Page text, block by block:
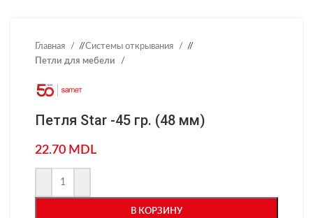
Главная / Системы открывания
/
Петли для мебели
Петля Star -45 гр. (48 мм)
22.70 MDL
В КОРЗИНУ